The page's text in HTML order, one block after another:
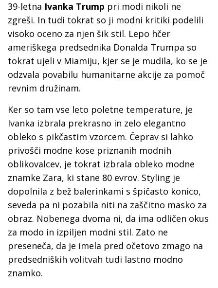
39-letna Ivanka Trump pri modi nikoli ne
zgreši. In tudi tokrat so ji modni kritiki podelili
visoko oceno za njen šik stil. Lepo hčer
ameriškega predsednika Donalda Trumpa so
tokrat ujeli v Miamiju, kjer se je mudila, ko se je
odzvala povabilu humanitarne akcije za pomoč
revnim družinam.
Ker so tam vse leto poletne temperature, je
Ivanka izbrala prekrasno in zelo elegantno
obleko s pikčastim vzorcem. Čeprav si lahko
privošči modne kose priznanih modnih
oblikovalcev, je tokrat izbrala obleko modne
znamke Zara, ki stane 80 evrov. Styling je
dopolnila z bež balerinkami s špičasto konico,
seveda pa ni pozabila niti na zaščitno masko za
obraz. Nobenega dvoma ni, da ima odličen okus
za modo in izpiljen modni stil. Zato ne
preseneča, da je imela pred očetovo zmago na
predsedniških volitvah tudi lastno modno
znamko.